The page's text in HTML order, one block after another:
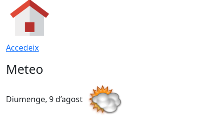
Accedeix
Meteo
Diumenge, 9 d’agost